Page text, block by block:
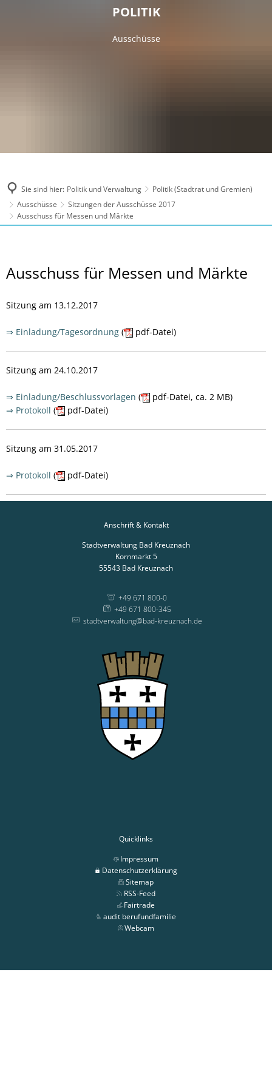
POLITIK
Ausschüsse
Sie sind hier: Politik und Verwaltung
Politik (Stadtrat und Gremien)
Ausschüsse
Sitzungen der Ausschüsse 2017
Ausschuss für Messen und Märkte
Ausschuss
Messen
und
Märkte
Ausschuss für Messen und Märkte
Sitzung am 13.12.2017
⇒ Einladung/Tagesordnung ( pdf-Datei)
Sitzung am 24.10.2017
⇒ Einladung/Beschlussvorlagen (
pdf-Datei, ca. 2 MB)
⇒ Protokoll ( pdf-Datei)
Sitzung am 31.05.2017
⇒ Protokoll ( pdf-Datei)
Anschrift & Kontakt
Stadtverwaltung Bad Kreuznach
Kornmarkt 5
55543 Bad Kreuznach
+49 671 800-0
+49 671 800-345
stadtverwaltung@bad-kreuznach.de
Quicklinks
Impressum
Datenschutzerklärung
Sitemap
RSS-Feed
Fairtrade
audit berufundfamilie
Webcam